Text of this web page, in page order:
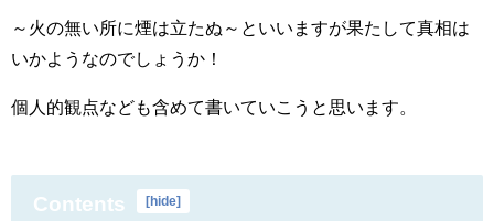
～火の無い所に煙は立たぬ～といいますが果たして真相は
いかようなのでしょうか！
個人的観点なども含めて書いていこうと思います。
Contents hide